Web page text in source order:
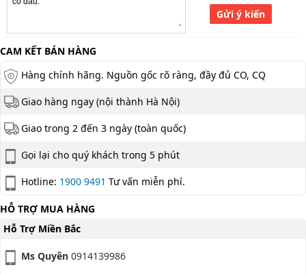
Gửi ý kiến
CAM KẾT BÁN HÀNG
Hàng chính hãng. Nguồn gốc rõ ràng, đầy đủ CO, CQ
Giao hàng ngay (nội thành Hà Nội)
Giao trong 2 đến 3 ngày (toàn quốc)
Gọi lại cho quý khách trong 5 phút
Hotline: 1900 9491 Tư vấn miễn phí.
HỖ TRỢ MUA HÀNG
Hỗ Trợ Miền Bắc
Ms Quyên 0914139986